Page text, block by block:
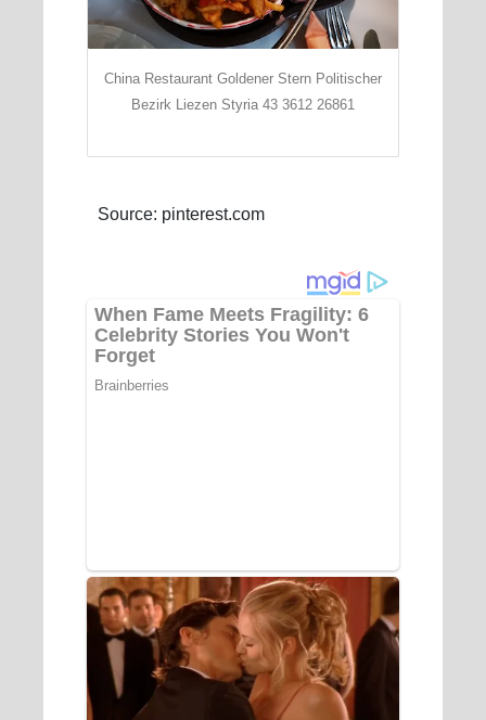
China Restaurant Goldener Stern Politischer
Bezirk Liezen Styria 43 3612 26861
Source: pinterest.com